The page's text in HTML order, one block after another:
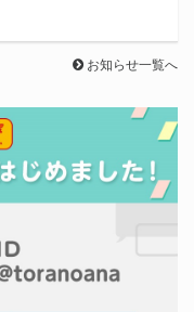
お知らせ一覧へ